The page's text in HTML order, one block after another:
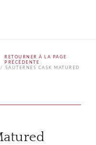
RETOURNER À LA PAGE
PRÉCÉDENTE
SAUTERNES CASK MATURED